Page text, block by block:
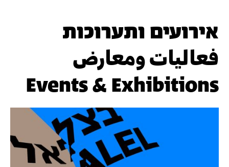
אירועים ותערוכות
فعاليات ومعارض
Events & Exhibitions